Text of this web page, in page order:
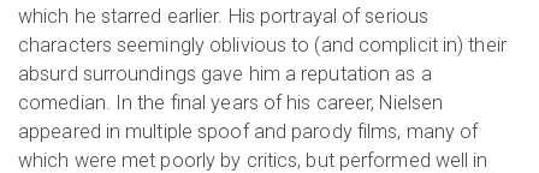
which he starred earlier. His portrayal of serious
characters seemingly oblivious to (and complicit in) their
absurd surroundings gave him a reputation as a
comedian. In the final years of his career, Nielsen
appeared in multiple spoof and parody films, many of
which were met poorly by critics, but performed well in